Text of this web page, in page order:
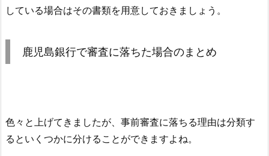
している場合はその書類を用意しておきましょう。
鹿児島銀行で審査に落ちた場合のまとめ
色々と上げてきましたが、事前審査に落ちる理由は分類す
るといくつかに分けることができますよね。